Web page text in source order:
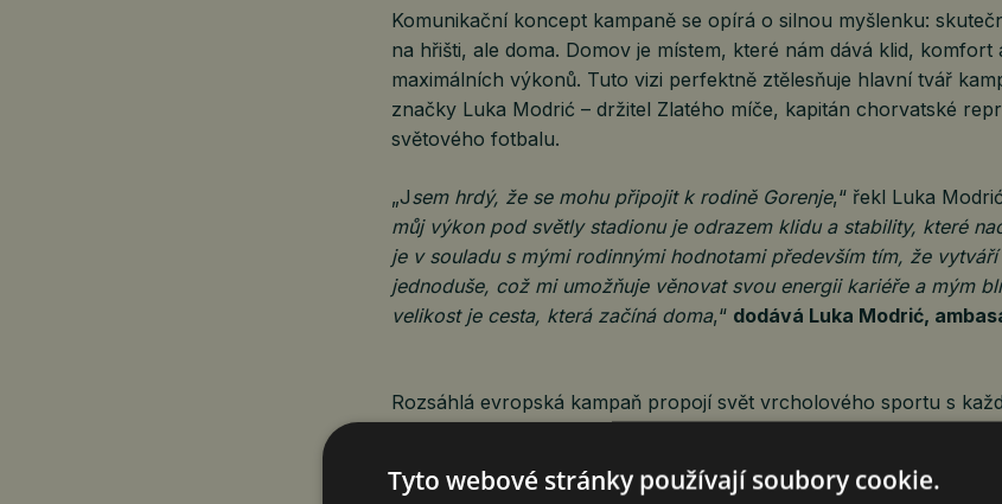
Komunikační koncept kampaně se opírá o silnou myšlenku:
na hřišti, ale doma. Domov je místem, které nám dává klid, komfort
maximálních výkonů. Tuto vizi perfektně ztělesňuje hlavní tvář
značky Luka Modrić – držitel Zlatého míče, kapitán chorvatské
světového fotbalu.
„Jsem hrdý, že se mohu připojit k rodině Gorenje,“ řekl Luka
můj výkon pod světly stadionu je odrazem klidu a stability, které
je v souladu s mými rodinnými hodnotami především tím, že
jednoduše, což mi umožňuje věnovat svou energii kariéře a mým
velikost je cesta, která začíná doma,“ dodává Luka Modrić,
Rozsáhlá evropská kampaň propojí svět vrcholového sportu s
a exkluzivní obsah inspirovaný šampionátem.
Tyto webové stránky používají soubory cookie.